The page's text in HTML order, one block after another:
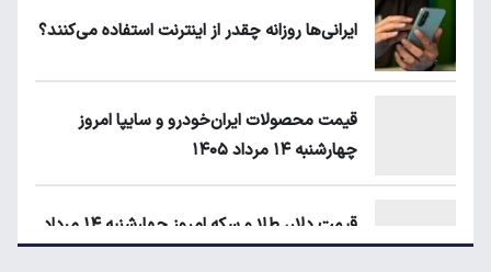
ایرانی‌ها روزانه چقدر از اینترنت استفاده می‌کنند؟
قیمت محصولات ایران‌خودرو و سایپا امروز
چهارشنبه ۱۴ مرداد ۱۴۰۵
قیمت دلار، طلا و سکه امروز چهارشنبه ۱۴ مرداد
۱۴۰۵